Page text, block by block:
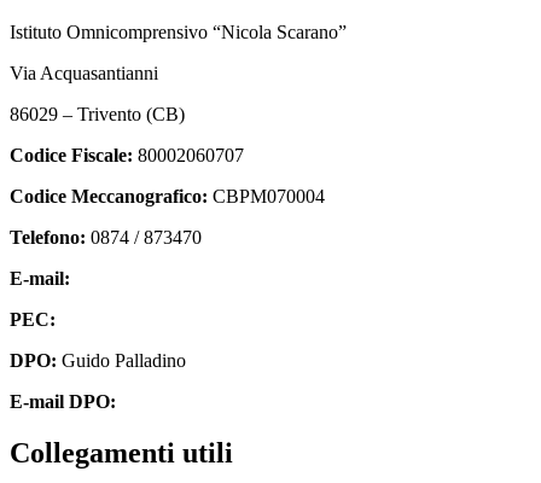
Istituto Omnicomprensivo “Nicola Scarano”
Via Acquasantianni
86029 – Trivento (CB)
Codice Fiscale: 80002060707
Codice Meccanografico: CBPM070004
Telefono: 0874 / 873470
E-mail:
PEC:
DPO: Guido Palladino
E-mail DPO:
Collegamenti utili